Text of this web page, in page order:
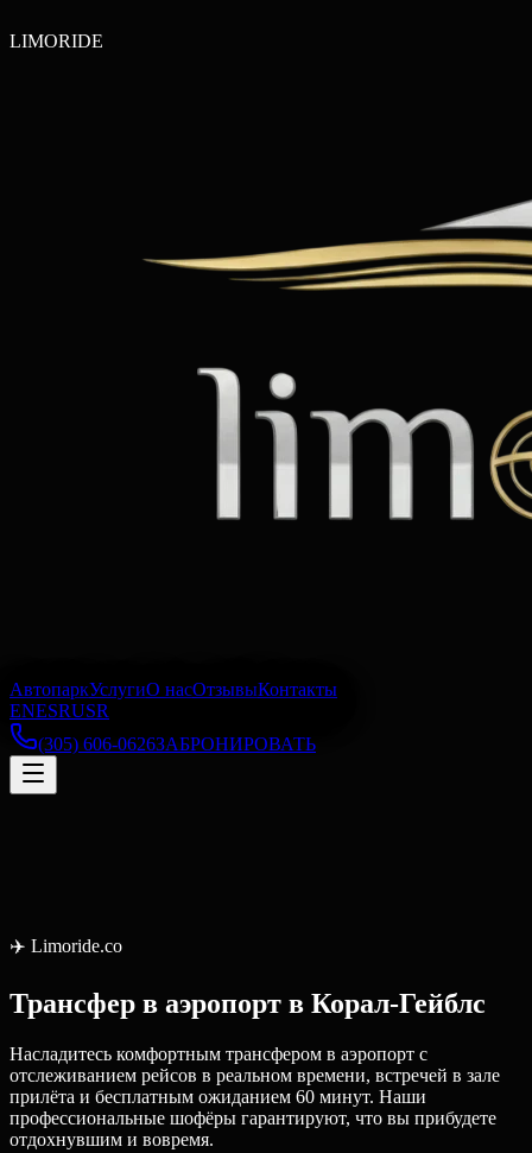
LIMORIDE
АвтопаркУслугиО насОтзывыКонтакты
ENESRUSR
(305) 606-0626ЗАБРОНИРОВАТЬ
✈️ Limoride.co
Трансфер в аэропорт в Корал-Гейблс
Насладитесь комфортным трансфером в аэропорт с
отслеживанием рейсов в реальном времени, встречей в зале
прилёта и бесплатным ожиданием 60 минут. Наши
профессиональные шофёры гарантируют, что вы прибудете
отдохнувшим и вовремя.